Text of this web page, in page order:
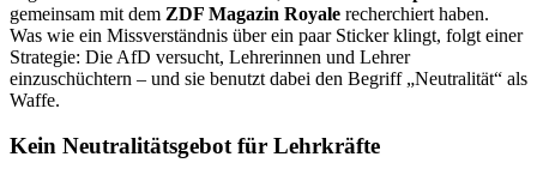
gemeinsam mit dem ZDF Magazin Royale recherchiert haben.
Was wie ein Missverständnis über ein paar Sticker klingt, folgt einer
Strategie: Die AfD versucht, Lehrerinnen und Lehrer
einzuschüchtern – und sie benutzt dabei den Begriff „Neutralität“ als
Waffe.
Kein Neutralitätsgebot für Lehrkräfte